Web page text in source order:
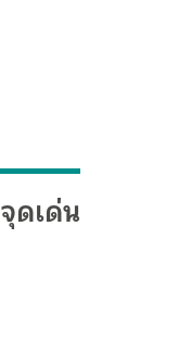
จุดเด่น